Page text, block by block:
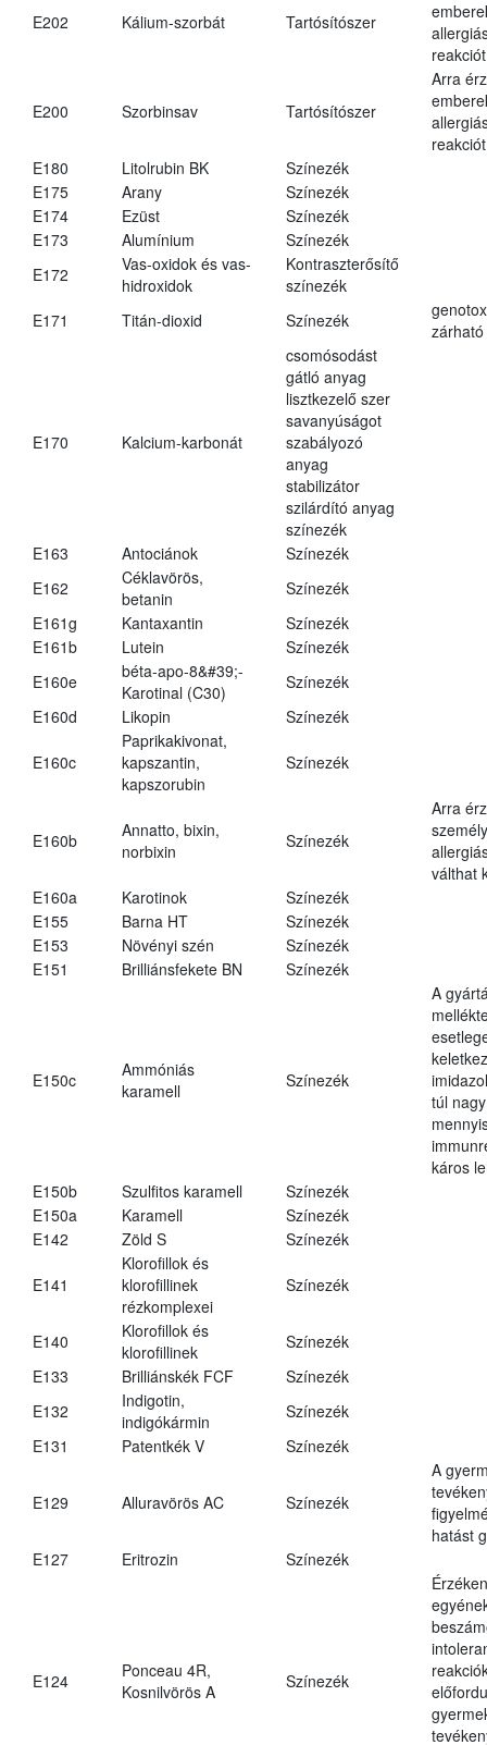
E202 Kálium-szorbát Tartósítószer
E200 Szorbinsav Tartósítószer
Arra
E180
Litolrubin BK
Színezék
E175
Arany
Színezék
E174
Ezüst
Színezék
E173
Alumínium
Színezék
E172
Vas-oxidok és vas-
hidroxidok
Kontraszterősítő
színezék
E171
Titán-dioxid Színezék
E170 Kalcium-karbonát
csomósodást
gátló anyag
lisztkezelő szer
savanyúságot
szabályozó
anyag
stabilizátor
szilárdító anyag
színezék
E163
Antociánok
Színezék
E162
Céklavörös,
betanin
Színezék
E161g
Kantaxantin
Színezék
E161b
Lutein
Színezék
E160e
béta-apo-8&#39;-
Karotinal (C30)
Színezék
E160d
Likopin Színezék
E160c
Paprikakivonat,
kapszantin,
kapszorubin
Színezék
E160b
Annatto, bixin,
norbixin
Színezék
Arra
válthat
E160a
Karotinok
Színezék
E155
Barna HT
Színezék
E153
Növényi szén
Színezék
E151
Brilliánsfekete BN Színezék
E150c
Ammóniás
karamell
Színezék
A
túl nagy
káros
E150b
Szulfitos karamell
Színezék
E150a
Karamell
Színezék
E142
Zöld S Színezék
E141
Klorofillok és
klorofillinek
rézkomplexei
Színezék
E140
Klorofillok és
klorofillinek
Színezék
E133
Brilliánskék FCF
Színezék
E132
Indigotin,
indigókármin
Színezék
E131
Patentkék V Színezék
E129 Alluravörös AC Színezék
A
hatást
E127
Eritrozin Színezék
E124
Ponceau 4R,
Kosnilvörös A
Színezék